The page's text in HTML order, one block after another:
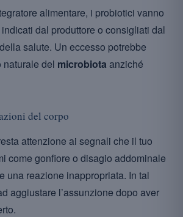
alimentare, i probiotici vanno
dal produttore o consigliati dal
salute. Un eccesso potrebbe
naturale del microbiota anziché
del corpo
attenzione ai segnali che il tuo
come gonfiore o disagio addominale
una reazione inappropriata. In tal
aggiustare l’assunzione dopo aver